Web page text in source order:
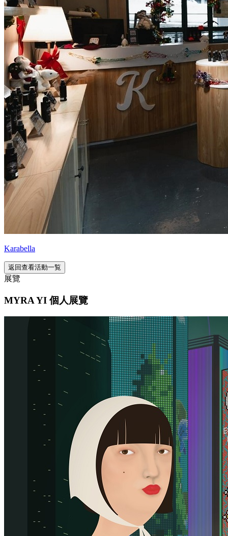
Karabella
返回查看活動一覧
展覽
MYRA YI 個人展覽